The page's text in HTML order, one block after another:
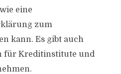
eine
zum
kann. Es gibt auch
für Kreditinstitute und